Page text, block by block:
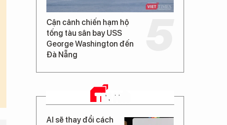
Cận cảnh chiến hạm hộ
tống tàu sân bay USS
George Washington đến
Đà Nẵng
TIN MỚI
AI sẽ thay đổi cách